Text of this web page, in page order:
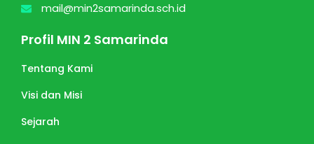
mail@min2samarinda.sch.id
Profil MIN 2 Samarinda
Tentang Kami
Visi dan Misi
Sejarah